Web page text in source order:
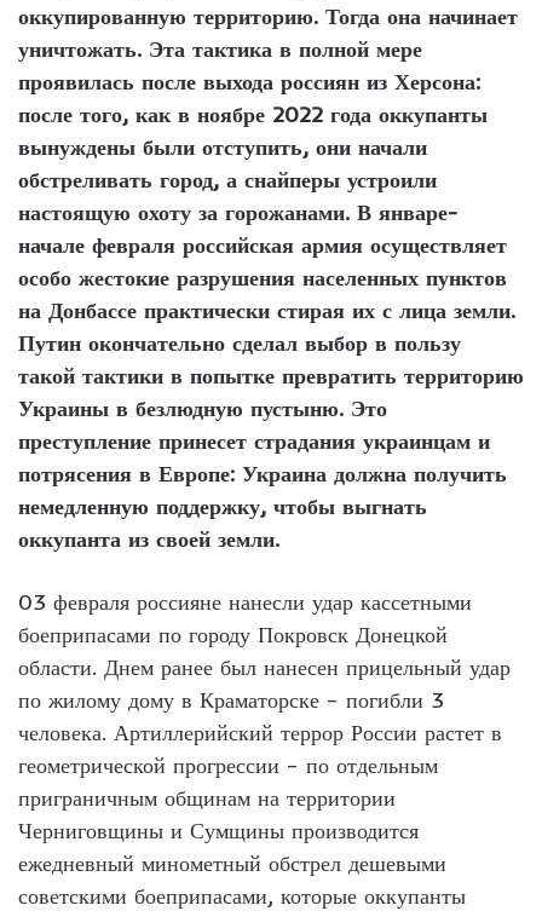
оккупированную территорию. Тогда она начинает
уничтожать. Эта тактика в полной мере
проявилась после выхода россиян из Херсона:
после того, как в ноябре 2022 года оккупанты
вынуждены были отступить, они начали
обстреливать город, а снайперы устроили
настоящую охоту за горожанами. В январе-
начале февраля российская армия осуществляет
особо жестокие разрушения населенных пунктов
на Донбассе практически стирая их с лица земли.
Путин окончательно сделал выбор в пользу
такой тактики в попытке превратить территорию
Украины в безлюдную пустыню. Это
преступление принесет страдания украинцам и
потрясения в Европе: Украина должна получить
немедленную поддержку, чтобы выгнать
оккупанта из своей земли.
03 февраля россияне нанесли удар кассетными
боеприпасами по городу Покровск Донецкой
области. Днем ранее был нанесен прицельный удар
по жилому дому в Краматорске – погибли 3
человека. Артиллерийский террор России растет в
геометрической прогрессии – по отдельным
приграничным общинам на территории
Черниговщины и Сумщины производится
ежедневный минометный обстрел дешевыми
советскими боеприпасами, которые оккупанты